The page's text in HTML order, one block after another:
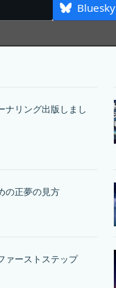
Bluesky
ナリング出版しまし
の正夢の見方
ァーストステップ